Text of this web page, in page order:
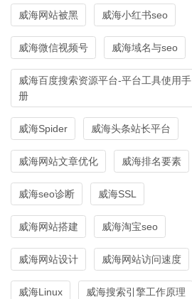
威海网站被黑 威海小红书seo
威海微信视频号 威海域名与seo
威海百度搜索资源平台-平台工具使用手
册
威海Spider 威海头条站长平台
威海网站文章优化 威海排名要素
威海seo诊断 威海SSL
威海网站搭建 威海淘宝seo
威海网站设计 威海网站访问速度
威海Linux 威海搜索引擎工作原理